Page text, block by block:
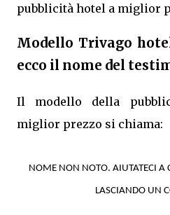
pubblicità hotel a miglior
Modello Trivago
ecco il nome del
Il modello della
miglior prezzo si chiama:
NOME NON NOTO. AIUTATECI A
LASCIANDO UN